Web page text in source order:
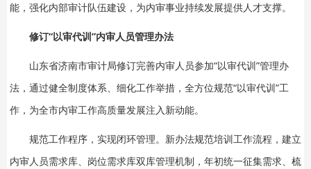
能，强化内部审计队伍建设，为内审事业持续发展提供人才支撑。
修订“以审代训”内审人员管理办法
山东省济南市审计局修订完善内审人员参加“以审代训”管理办
法，通过健全制度体系、细化工作举措，全方位规范“以审代训”工
作，为全市内审工作高质量发展注入新动能。
规范工作程序，实现闭环管理。新办法规范培训工作流程，建立
内审人员需求库、岗位需求库双库管理机制，年初统一征集需求、梳